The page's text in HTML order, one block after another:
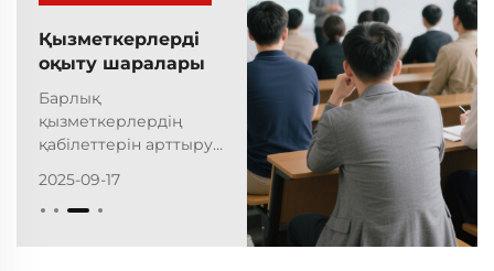
Қызметкерлерді
оқыту шаралары
Барлық
қызметкерлердің
қабілеттерін арттыру
компаниямыз ретімен
барлық лауазымдарды
2025-09-17